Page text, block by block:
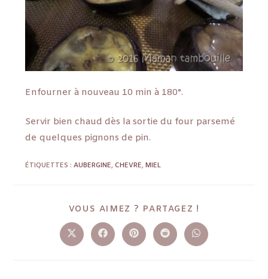
Enfourner à nouveau 10 min à 180°.
Servir bien chaud dès la sortie du four parsemé
de quelques pignons de pin.
ÉTIQUETTES :AUBERGINE, CHEVRE, MIEL
VOUS AIMEZ ? PARTAGEZ !